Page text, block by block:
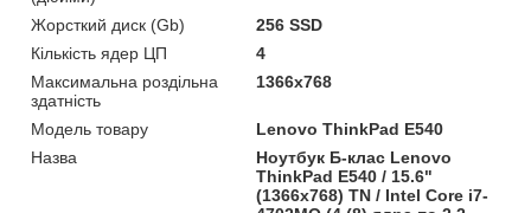
Жорсткий диск (Gb)
256 SSD
Кількість ядер ЦП
4
Максимальна роздільна
здатність
1366x768
Модель товару
Lenovo ThinkPad E540
Назва
Ноутбук Б-клас Lenovo
ThinkPad E540 / 15.6"
(1366x768) TN / Intel Core i7-